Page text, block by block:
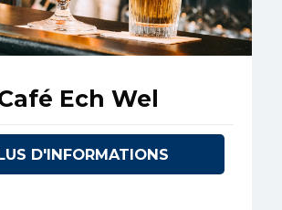
Ech Wel
D'INFORMATIONS